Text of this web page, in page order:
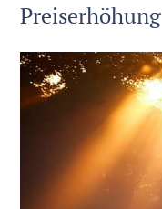
Preiserhöhung